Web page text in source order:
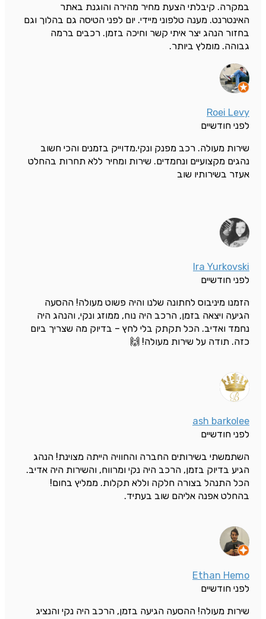
במקרה. קיבלתי הצעת מחיר מהירה והוגנת באתר
האינטרנט. מענה טלפוני מיידי. יום לפני הטיסה גם בהלוך וגם
בחזור הנהג יצר איתי קשר וחיכה בזמן. רכבים ברמה
גבוהה. מומלץ ביותר.
Roei Levy
לפני חודשיים
שירות מעולה. רכב מפנק ונקי.מדוייק בזמנים והכי חשוב
נהגים מקצועיים ונחמדים. שירות ומחיר ללא תחרות בהחלט
אעזר בשירותיו שוב
Ira Yurkovski
לפני חודשיים
הזמנו מיניבוס לחתונה שלנו והיה פשוט מעולה! ההסעה
הגיעה ויצאה בזמן, הרכב היה נוח, ממוזג ונקי, והנהג היה
נחמד ואדיב. הכל תקתק בלי לחץ – בדיוק מה שצריך ביום
כזה. תודה על שירות מעולה! 🙌
ash barkolee
לפני חודשיים
השתמשתי בשירותים החברה והחוויה הייתה מצוינת! הנהג
הגיע בדיוק בזמן, הרכב היה נקי ומרווח, והשירות היה אדיב.
הכל התנהל בצורה חלקה וללא תקלות. ממליץ בחום!
בהחלט אפנה אליהם שוב בעתיד.
Ethan Hemo
לפני חודשיים
שירות מעולה! ההסעה הגיעה בזמן, הרכב היה נקי והנציג